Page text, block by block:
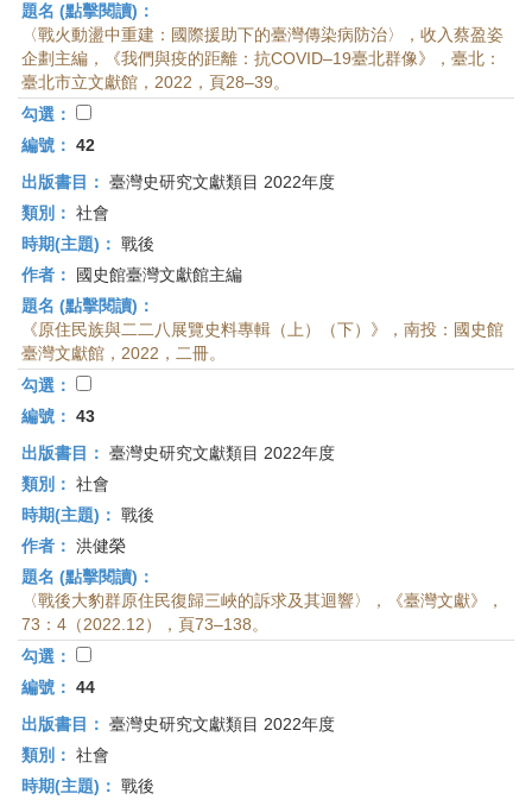
題名 (點擊閱讀)：
〈戰火動盪中重建：國際援助下的臺灣傳染病防治〉，收入蔡盈姿
企劃主編，《我們與疫的距離：抗COVID–19臺北群像》，臺北：
臺北市立文獻館，2022，頁28–39。
勾選：
編號： 42
出版書目： 臺灣史研究文獻類目 2022年度
類別： 社會
時期(主題)： 戰後
作者：
國史館臺灣文獻館主編
題名 (點擊閱讀)：
《原住民族與二二八展覽史料專輯（上）（下）》，南投：國史館
臺灣文獻館，2022，二冊。
勾選：
編號： 43
出版書目： 臺灣史研究文獻類目 2022年度
類別： 社會
時期(主題)： 戰後
作者： 洪健榮
題名 (點擊閱讀)：
〈戰後大豹群原住民復歸三峽的訴求及其迴響〉，《臺灣文獻》，
73：4（2022.12），頁73–138。
勾選：
編號： 44
出版書目： 臺灣史研究文獻類目 2022年度
類別： 社會
時期(主題)： 戰後